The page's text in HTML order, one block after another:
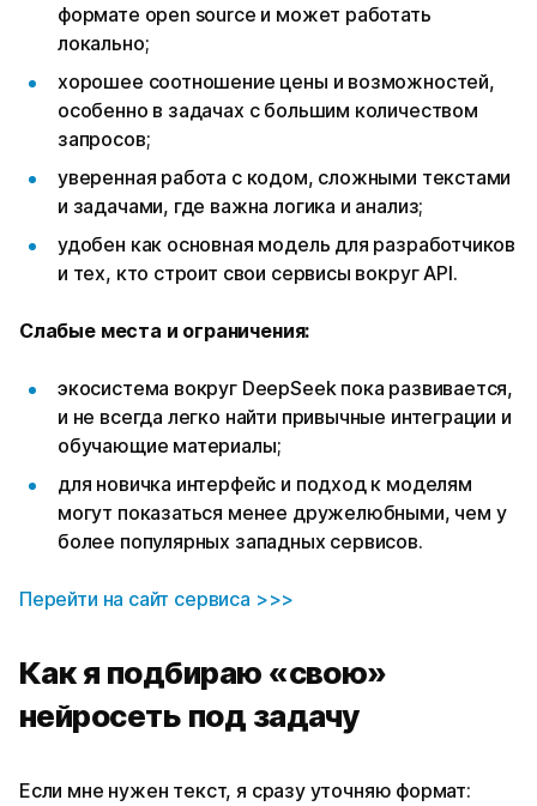
формате open source и может работать
локально;
хорошее соотношение цены и возможностей,
особенно в задачах с большим количеством
запросов;
уверенная работа с кодом, сложными текстами
и задачами, где важна логика и анализ;
удобен как основная модель для разработчиков
и тех, кто строит свои сервисы вокруг API.
Слабые места и ограничения:
экосистема вокруг DeepSeek пока развивается,
и не всегда легко найти привычные интеграции и
обучающие материалы;
для новичка интерфейс и подход к моделям
могут показаться менее дружелюбными, чем у
более популярных западных сервисов.
Перейти на сайт сервиса >>>
Как я подбираю «свою»
нейросеть под задачу
Если мне нужен текст, я сразу уточняю формат: